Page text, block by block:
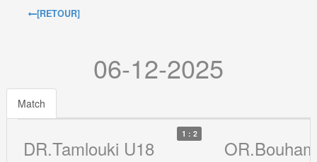
[RETOUR]
06-12-2025
Match
DR.Tamlouki U18
1 : 2